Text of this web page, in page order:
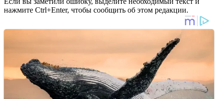
нажмите Ctrl+Enter, чтобы сообщить об этом редакции.